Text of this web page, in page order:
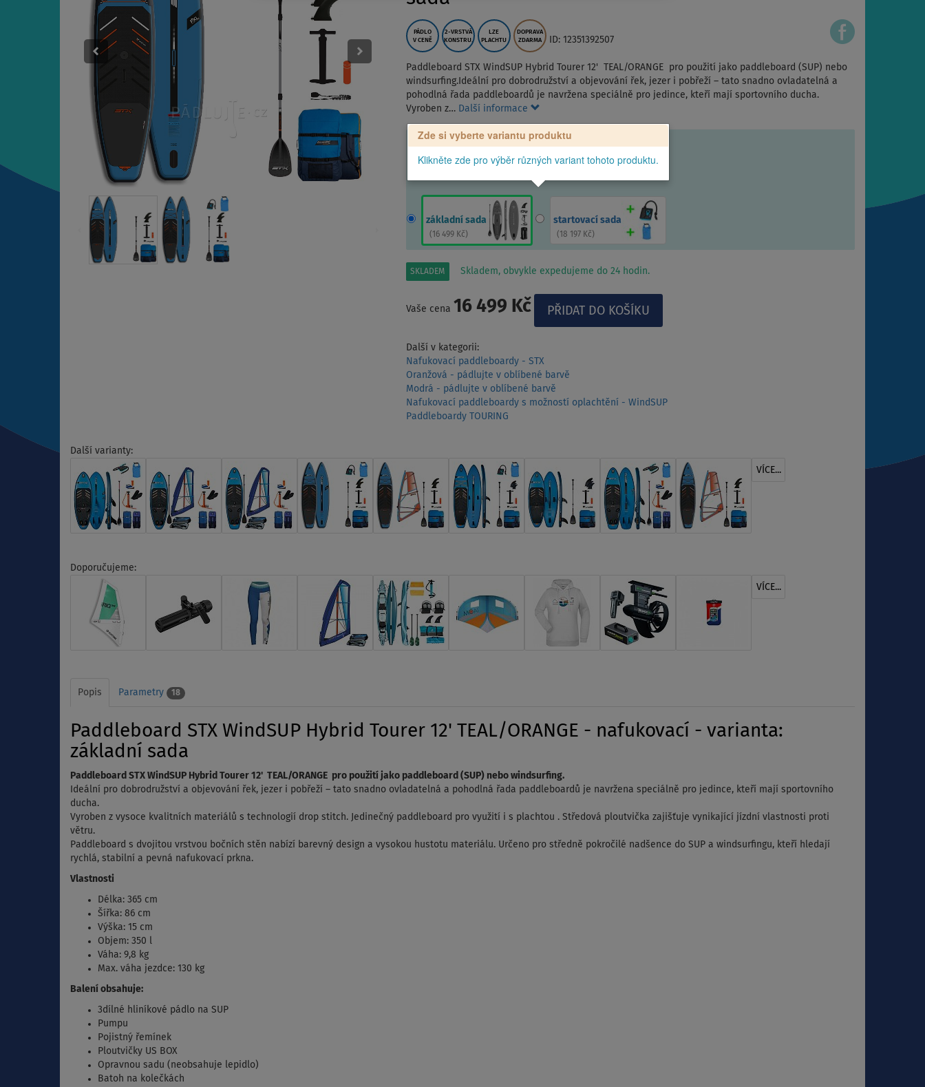
PÁDLO
V CENĚ
2-VRSTVÁ
KONSTRU.
LZE
PLACHTU
DOPRAVA
ZDARMA
ID: 12351392507
Paddleboard STX WindSUP Hybrid Tourer 12' TEAL/ORANGE pro použití jako paddleboard (SUP) nebo
windsurfing.Ideální pro dobrodružství a objevování řek, jezer i pobřeží – tato snadno ovladatelná a
pohodlná řada paddleboardů je navržena speciálně pro jedince, kteří mají sportovního ducha.
Vyroben z… Další informace
Zde si vyberte variantu produktu
Klikněte zde pro výběr různých variant tohoto produktu.
základní sada
( 16 499 Kč)
startovací sada
( 18 197 Kč)
SKLADEM Skladem, obvykle expedujeme do 24 hodin.
Vaše cena 16 499 Kč
Další v kategorii:
Nafukovací paddleboardy - STX
Oranžová - pádlujte v oblíbené barvě
Modrá - pádlujte v oblíbené barvě
Nafukovací paddleboardy s možností oplachtění - WindSUP
Paddleboardy TOURING
Další varianty:
VÍCE...
Doporučujeme:
VÍCE...
Popis Parametry 18
Paddleboard STX WindSUP Hybrid Tourer 12' TEAL/ORANGE - nafukovací - varianta:
základní sada
Paddleboard STX WindSUP Hybrid Tourer 12' TEAL/ORANGE pro použití jako paddleboard (SUP) nebo windsurfing.
Ideální pro dobrodružství a objevování řek, jezer i pobřeží – tato snadno ovladatelná a pohodlná řada paddleboardů je navržena speciálně pro jedince, kteří mají sportovního
ducha.
Vyroben z vysoce kvalitních materiálů s technologií drop stitch. Jedinečný paddleboard pro využití i s plachtou . Středová ploutvička zajišťuje vynikající jízdní vlastnosti proti
větru.
Paddleboard s dvojitou vrstvou bočních stěn nabízí barevný design a vysokou hustotu materiálu. Určeno pro středně pokročilé nadšence do SUP a windsurfingu, kteří hledají
rychlá, stabilní a pevná nafukovací prkna.
Vlastnosti
Délka: 365 cm
Šířka: 86 cm
Výška: 15 cm
Objem: 350 l
Váha: 9,8 kg
Max. váha jezdce: 130 kg
Balení obsahuje:
3dílné hliníkové pádlo na SUP
Pumpu
Pojistný řemínek
Ploutvičky US BOX
Opravnou sadu (neobsahuje lepidlo)
Batoh na kolečkách